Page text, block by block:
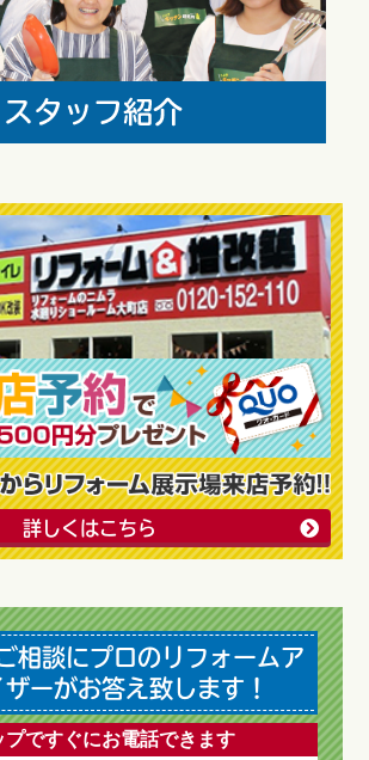
詳しくはこちら
相談にプロのリフォームア
ザーがお答え致します！
プですぐにお電話できます